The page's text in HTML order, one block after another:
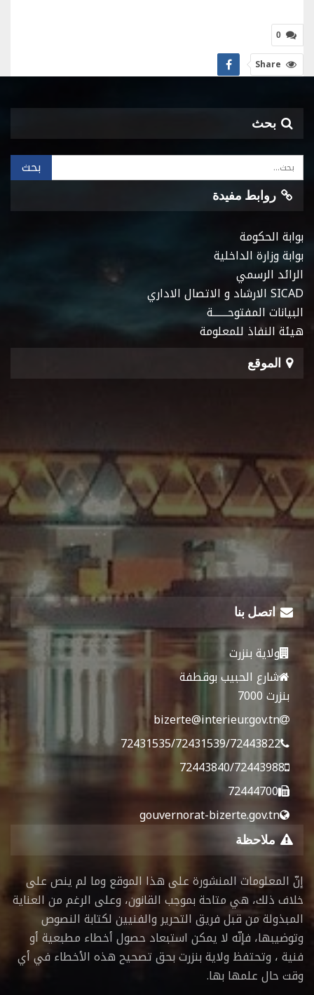
0
Share
بحث
روابط مفيدة
بوابة الحكومة
بوابة وزارة الداخلية
الرائد الرسمي
SICAD الارشاد و الاتصال الاداري
البيانات المفتوحـــــــة
هيئة النفاذ للمعلومة
الموقع
اتصل بنا
ولاية بنزرت
شارع الحبيب بوقطفة
بنزرت 7000
bizerte@interieur.gov.tn
72431535/72431539/72443822
72443840/72443988
72444700
gouvernorat-bizerte.gov.tn
ملاحظة
إنّ المعلومات المنشورة على هذا الموقع وما لم ينص على
خلاف ذلك، هي متاحة بموجب القانون، وعلى الرغم من العناية
المبذولة من قبل فريق التحرير والفنيين لكتابة النصوص
وتوضيبها، فإنّه لا يمكن استبعاد حصول أخطاء مطبعية أو
فنية ، وتحتفظ ولاية بنزرت بحق تصحيح هذه الأخطاء في أي
وقت حال علمها بها.